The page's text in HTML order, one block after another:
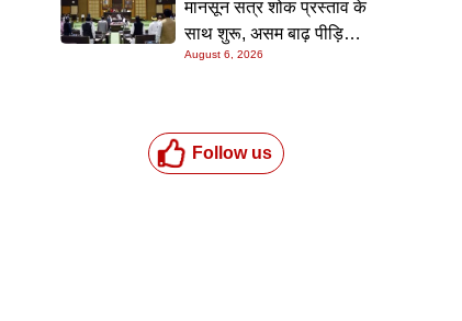
मानसून सत्र शोक प्रस्ताव के
साथ शुरू, असम बाढ़ पीड़ितों
के लिए 3 करोड़ रुपये की
August 6, 2026
Follow us